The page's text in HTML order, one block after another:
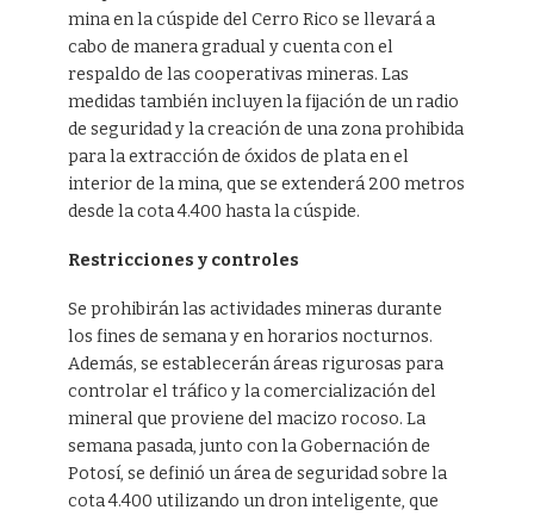
mina en la cúspide del Cerro Rico se llevará a
cabo de manera gradual y cuenta con el
respaldo de las cooperativas mineras. Las
medidas también incluyen la fijación de un radio
de seguridad y la creación de una zona prohibida
para la extracción de óxidos de plata en el
interior de la mina, que se extenderá 200 metros
desde la cota 4.400 hasta la cúspide.
Restricciones y controles
Se prohibirán las actividades mineras durante
los fines de semana y en horarios nocturnos.
Además, se establecerán áreas rigurosas para
controlar el tráfico y la comercialización del
mineral que proviene del macizo rocoso. La
semana pasada, junto con la Gobernación de
Potosí, se definió un área de seguridad sobre la
cota 4.400 utilizando un dron inteligente, que